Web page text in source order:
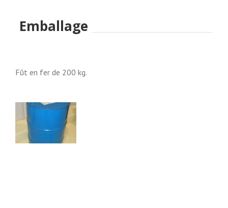
Emballage
Fût en fer de 200 kg.